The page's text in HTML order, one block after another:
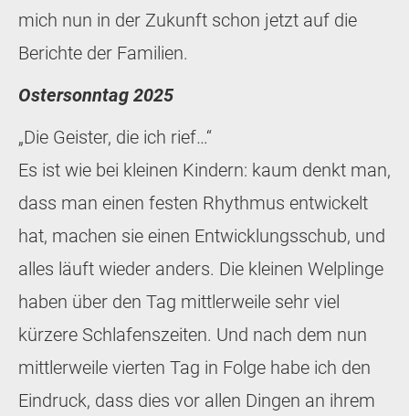
mich nun in der Zukunft schon jetzt auf die
Berichte der Familien.
Ostersonntag 2025
„Die Geister, die ich rief…“
Es ist wie bei kleinen Kindern: kaum denkt man,
dass man einen festen Rhythmus entwickelt
hat, machen sie einen Entwicklungsschub, und
alles läuft wieder anders. Die kleinen Welplinge
haben über den Tag mittlerweile sehr viel
kürzere Schlafenszeiten. Und nach dem nun
mittlerweile vierten Tag in Folge habe ich den
Eindruck, dass dies vor allen Dingen an ihrem